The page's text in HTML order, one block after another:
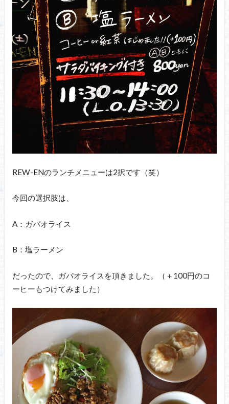
REW-ENのランチメニューは2択です（笑）
今回の選択肢は、
A：ガパオライス
B：塩ラーメン
だったので、ガパオライスを頂きました。（＋100円のコ
ーヒーもつけてみました）